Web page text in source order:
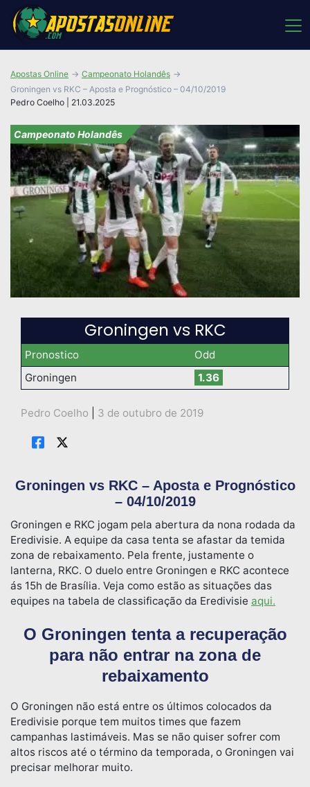
Pedro Coelho | 21.03.2025
Apostas Online
Campeonato Holandês
Groningen vs RKC – Aposta e Prognóstico – 04/10/2019
Campeonato Holandês
Groningen vs RKC
Pronostico
Odd
Groningen
1.36
Pedro Coelho 3 de outubro de 2019
Groningen vs RKC – Aposta e Prognóstico
– 04/10/2019
Groningen e RKC jogam pela abertura da nona rodada da
Eredivisie. A equipe da casa tenta se afastar da temida
zona de rebaixamento. Pela frente, justamente o
lanterna, RKC. O duelo entre Groningen e RKC acontece
ás 15h de Brasília. Veja como estão as situações das
equipes na tabela de classificação da Eredivisie aqui.
O Groningen tenta a recuperação
para não entrar na zona de
rebaixamento
O Groningen não está entre os últimos colocados da
Eredivisie porque tem muitos times que fazem
campanhas lastimáveis. Mas se não quiser sofrer com
altos riscos até o término da temporada, o Groningen vai
precisar melhorar muito.